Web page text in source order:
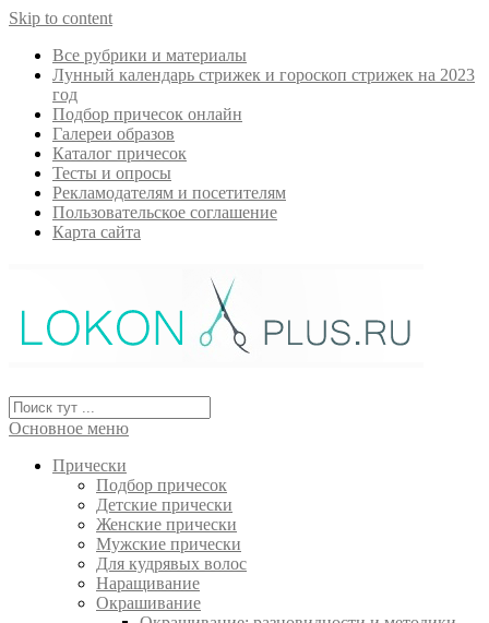
Skip to content
Все рубрики и материалы
Лунный календарь стрижек и гороскоп стрижек на 2023
год
Подбор причесок онлайн
Галереи образов
Каталог причесок
Тесты и опросы
Рекламодателям и посетителям
Пользовательское соглашение
Карта сайта
Основное меню
Прически
Подбор причесок
Детские прически
Женские прически
Мужские прически
Для кудрявых волос
Наращивание
Окрашивание